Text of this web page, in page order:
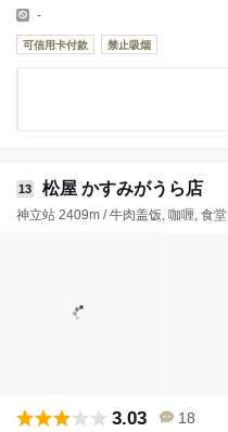
-
可信用卡付款 禁止吸烟
13 松屋 かすみがうら店
神立站 2409m / 牛肉盖饭, 咖喱, 食堂
3.03 18